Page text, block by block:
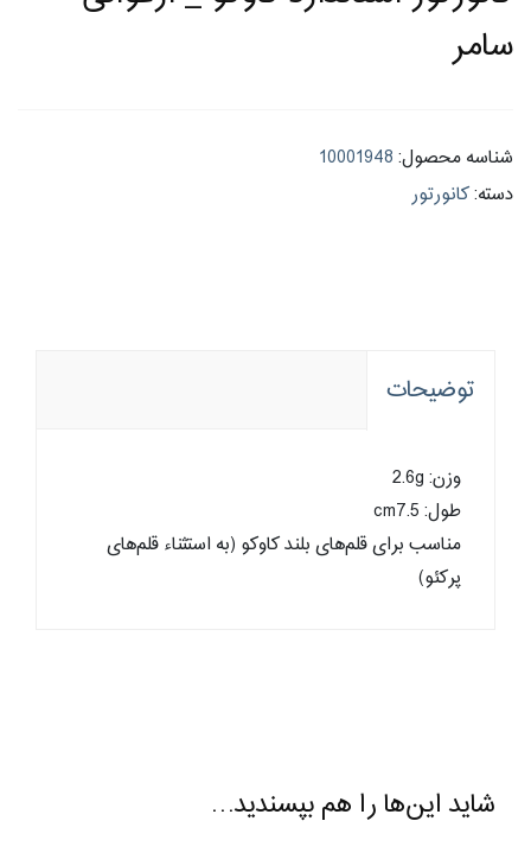
سامر
شناسه محصول: 10001948
دسته:کانورتور
توضیحات
وزن: 2.6g
طول: cm7.5
مناسب برای قلم‌های بلند کاوکو (به استثناء قلم‌های
پرکئو)
شاید این‌ها را هم بپسندید…